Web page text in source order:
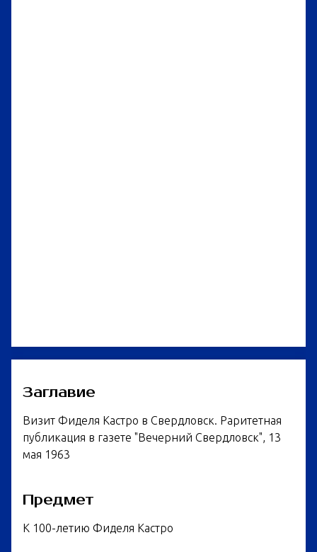
Заглавие
Визит Фиделя Кастро в Свердловск. Раритетная
публикация в газете "Вечерний Свердловск", 13
мая 1963
Предмет
К 100-летию Фиделя Кастро